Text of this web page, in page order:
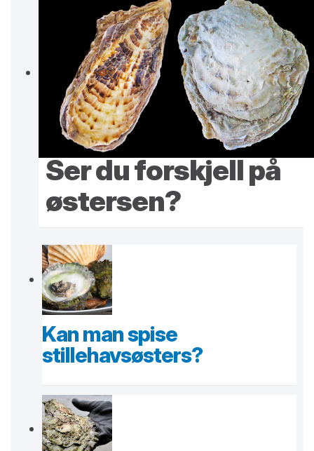
Ser du forskjell på
østersen?
Kan man spise
stillehavsøsters?